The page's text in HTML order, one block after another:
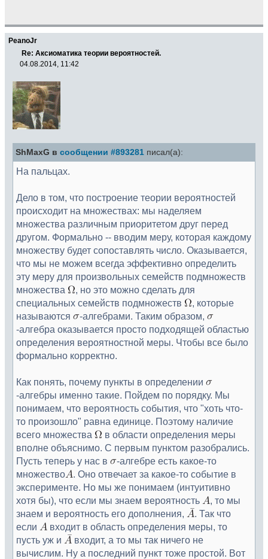
PeanoJr
Re: Аксиоматика теории вероятностей.
04.08.2014, 11:42
ShMaxG в сообщении #893281 писал(а):
На пальцах.
Дело в том, что построение теории вероятностей
происходит на множествах: мы наделяем
множества различным приоритетом друг перед
другом. Формально -- вводим меру, которая каждому
множеству будет сопоставлять число. Оказывается,
что мы не можем всегда эффективно определить
эту меру для произвольных семейств подмножеств
множества
, но это можно сделать для
специальных семейств подмножеств
, которые
называются
-алгебрами. Таким образом,
-алгебра оказывается просто подходящей областью
определения вероятностной меры. Чтобы все было
формально корректно.
Как понять, почему пункты в определении
-алгебры именно такие. Пойдем по порядку. Мы
понимаем, что вероятность события, что "хоть что-
то произошло" равна единице. Поэтому наличие
всего множества
в области определения меры
вполне объяснимо. С первым пунктом разобрались.
Пусть теперь у нас в
-алгебре есть какое-то
множество
. Оно отвечает за какое-то событие в
эксперименте. Но мы же понимаем (интуитивно
хотя бы), что если мы знаем вероятность
, то мы
знаем и вероятность его дополнения,
. Так что
если
входит в область определения меры, то
пусть уж и
входит, а то мы так ничего не
вычислим. Ну а последний пункт тоже простой. Вот